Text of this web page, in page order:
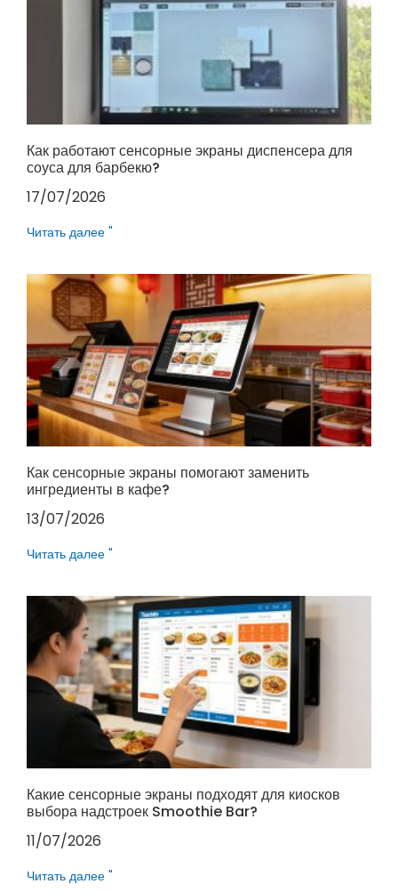
Как работают сенсорные экраны диспенсера для
соуса для барбекю?
17/07/2026
Читать далее "
Как сенсорные экраны помогают заменить
ингредиенты в кафе?
13/07/2026
Читать далее "
Какие сенсорные экраны подходят для киосков
выбора надстроек Smoothie Bar?
11/07/2026
Читать далее "